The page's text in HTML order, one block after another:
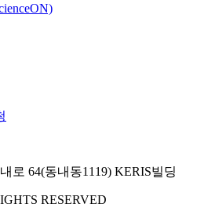
로 64(동내동1119) KERIS빌딩
RESERVED